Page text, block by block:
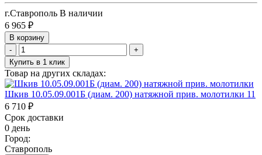
г.Ставрополь В наличии
6 965 ₽
В корзину
-
+
Купить в 1 клик
Товар на других складах:
Шкив 10.05.09.001Б (диам. 200) натяжной прив. молотилки 11
6 710 ₽
Срок доставки
0 день
Город:
Ставрополь